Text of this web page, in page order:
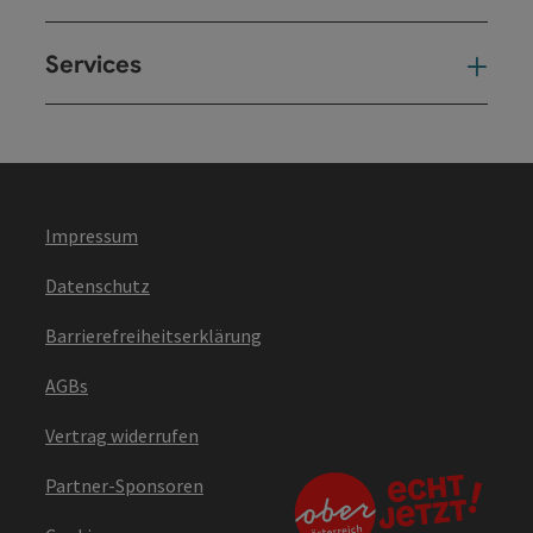
Services
Impressum
Datenschutz
Barrierefreiheitserklärung
AGBs
Vertrag widerrufen
Partner-Sponsoren